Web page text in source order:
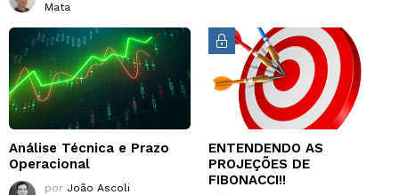
Mata
Análise Técnica e Prazo
Operacional
por João Ascoli
ENTENDENDO AS
PROJEÇÕES DE
FIBONACCI!!